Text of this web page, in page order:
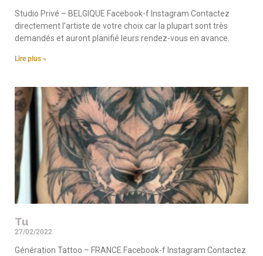
Studio Privé – BELGIQUE Facebook-f Instagram Contactez
directement l’artiste de votre choix car la plupart sont très
demandés et auront planifié leurs rendez-vous en avance.
Lire plus »
Tu
27/02/2022
Génération Tattoo – FRANCE Facebook-f Instagram Contactez